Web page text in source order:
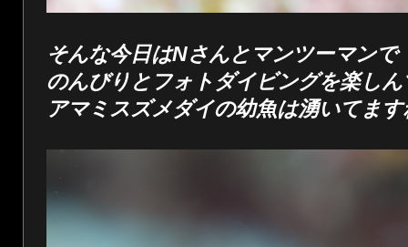
そんな今日はNさんとマンツーマンで
のんびりとフォトダイビングを楽し
アマミスズメダイの幼魚は湧いてます